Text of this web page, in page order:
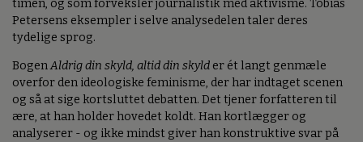
timen, og som forveksler journalistik med aktivisme. Tobias
Petersens eksempler i selve analysedelen taler deres
tydelige sprog.
BogenAldrig din skyld, altid din skyld er ét langt genmæle
overfor den ideologiske feminisme, der har indtaget scenen
og så at sige kortsluttet debatten. Det tjener forfatteren til
ære, at han holder hovedet koldt. Han kortlægger og
analyserer - og ikke mindst giver han konstruktive svar på